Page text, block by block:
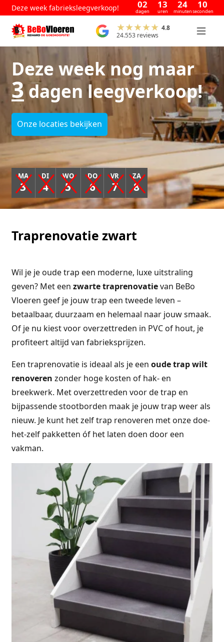
Deze week fabrieksleegverkoop! 02
dagen
13
uren
24
minuten
09
seconden
4.8
24.553 reviews
Deze week nog maar
3dagen leegverkoop!
Onze locaties bekijken
MA
3
DI
4
WO
5
DO
6
VR
7
ZA
8
Traprenovatie zwart
Wil je je oude trap een moderne, luxe uitstraling
geven? Met een zwarte traprenovatievan BeBo
Vloeren geef je jouw trap een tweede leven –
betaalbaar, duurzaam en helemaal naar jouw smaak.
Of je nu kiest voor overzettreden in PVC of hout, je
profiteert altijd van fabrieksprijzen.
Een traprenovatie is ideaal als je een oude trap wilt
renoveren zonder hoge kosten of hak- en
breekwerk. Met overzettreden voor de trap en
bijpassende stootborden maak je jouw trap weer als
nieuw. Je kunt het zelf trap renoveren met onze doe-
het-zelf pakketten óf het laten doen door een
vakman.